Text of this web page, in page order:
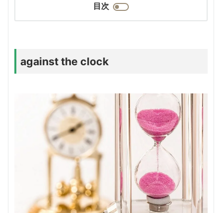
目次
against the clock